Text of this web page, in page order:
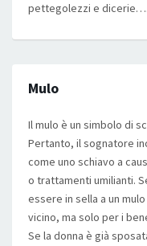
pettegolezzi e dicerie….
Mulo
Il mulo è un simbolo di
Pertanto, il sognatore
come uno schiavo a
o trattamenti umilianti.
essere in sella a un
vicino, ma solo per i
Se la donna è già